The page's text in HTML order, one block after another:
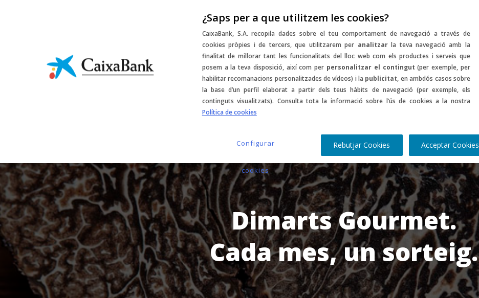
¿Saps per a que utilitzem les cookies?
CaixaBank, S.A. recopila dades sobre el teu comportament de navegació a través de
cookies pròpies i de tercers, que utilitzarem per analitzarla teva navegació amb la
finalitat de millorar tant les funcionalitats del lloc web com els productes i serveis que
posem a la teva disposició, així com per personalitzar el contingut (per exemple, per
habilitar recomanacions personalitzades de vídeos) i la publicitat, en ambdós casos sobre
la base d’un perfil elaborat a partir dels teus hàbits de navegació (per exemple, els
continguts visualitzats). Consulta tota la informació sobre l’ús de cookies a la nostra
Política de cookies
Configurar
cookies
Rebutjar Cookies Acceptar Cookies
Sorteigs i descomptes Music Sports Gastro
Dimarts Gourmet.
Cada mes, un sorteig.